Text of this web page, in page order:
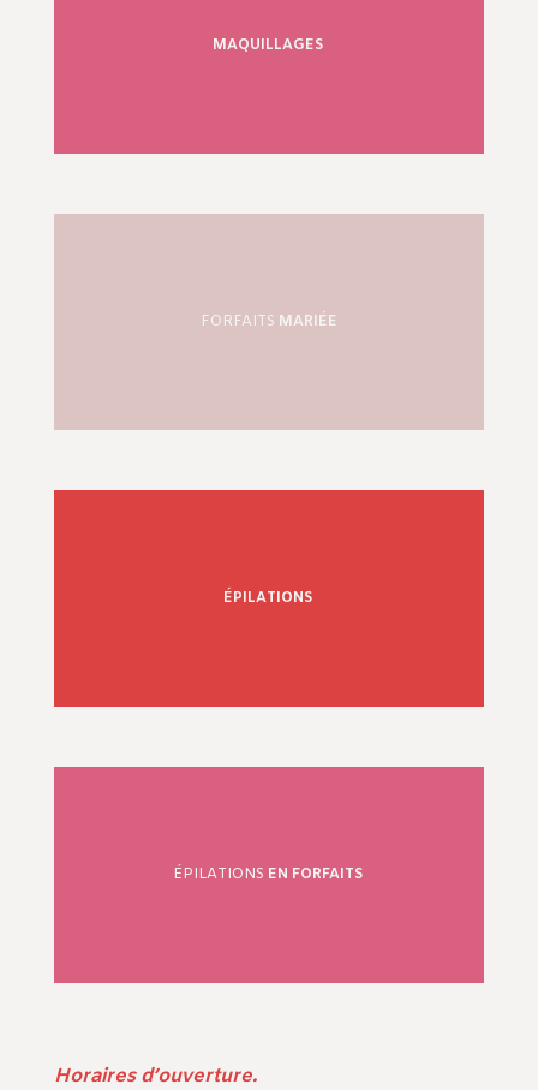
MAQUILLAGES
FORFAITS MARIÉE
ÉPILATIONS
ÉPILATIONS EN FORFAITS
Horaires d’ouverture.